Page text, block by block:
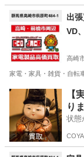
群馬 高崎市 リ
リサイクルショップ
出
VD
高崎
家電・家具・雑貨・自転
群馬 高崎市 リ
【
り
状態